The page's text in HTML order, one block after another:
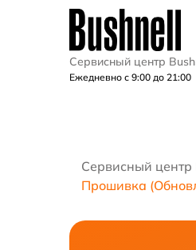
Сервисный центр
Ежедневно с 9:00 до 21:00
Сервисный центр
Прошивка